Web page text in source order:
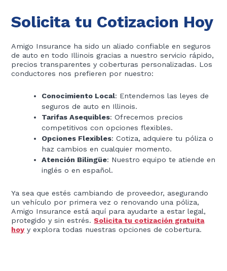
Solicita tu Cotizacion Hoy
Amigo Insurance ha sido un aliado confiable en seguros
de auto en todo Illinois gracias a nuestro servicio rápido,
precios transparentes y coberturas personalizadas. Los
conductores nos prefieren por nuestro:
Conocimiento Local: Entendemos las leyes de
seguros de auto en Illinois.
Tarifas Asequibles: Ofrecemos precios
competitivos con opciones flexibles.
Opciones Flexibles: Cotiza, adquiere tu póliza o
haz cambios en cualquier momento.
Atención Bilingüe: Nuestro equipo te atiende en
inglés o en español.
Ya sea que estés cambiando de proveedor, asegurando
un vehículo por primera vez o renovando una póliza,
Amigo Insurance está aquí para ayudarte a estar legal,
protegido y sin estrés.Solicita tu cotización gratuita
hoy y explora todas nuestras opciones de cobertura.